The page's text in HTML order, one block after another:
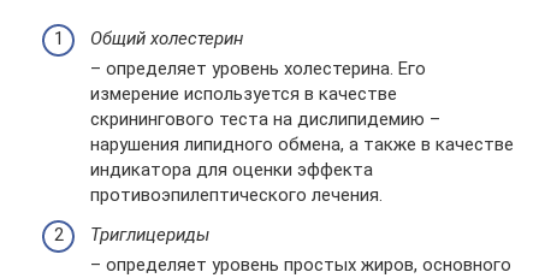
Общий холестерин
– определяет уровень холестерина. Его
измерение используется в качестве
скринингового теста на дислипидемию –
нарушения липидного обмена, а также в качестве
индикатора для оценки эффекта
противоэпилептического лечения.
Триглицериды
– определяет уровень простых жиров, основного